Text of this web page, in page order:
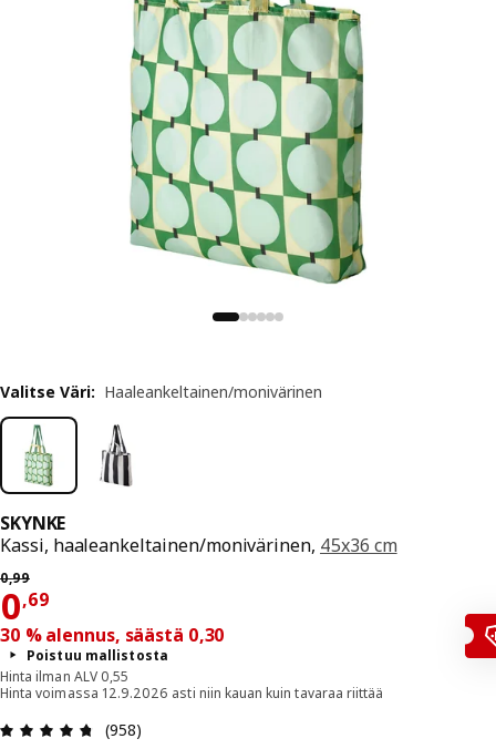
SKYNKE
Kassi, haaleankeltainen/monivärinen, 45x36 cm
0,99
Aiempi hinta 0,99
0,69
Hinta 0,69
30 % alennus, säästä 0,30
Poistuu mallistosta
Hinta ilman ALV 0,55
Hinta voimassa 12.9.2026 asti niin kauan kuin tavaraa riittää
: 4.7 / 5 tähteä. Arvostelut yhteensä: 958
(958)
Valitse Väri: Haaleankeltainen/monivärinen